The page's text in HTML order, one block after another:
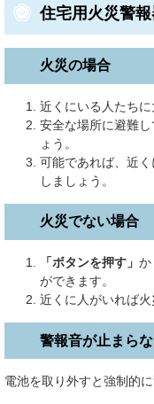
住宅用火災警
火災の場合
近くにいる人たち
安全な場所に避難
ょう。
可能であれば、近
しましょう。
火災でない場合
「ボタンを押す」 か
ができます。
近くに人がいれば火
警報音が止まら
電池を取り外すと強制的